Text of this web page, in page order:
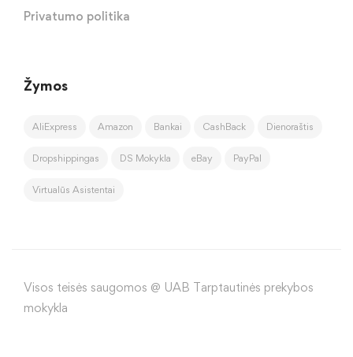
Privatumo politika
Žymos
AliExpress Amazon Bankai CashBack Dienoraštis
Dropshippingas DS Mokykla eBay PayPal
Virtualūs Asistentai
Visos teisės saugomos @ UAB Tarptautinės prekybos
mokykla